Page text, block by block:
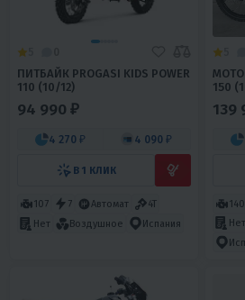
ПИТБАЙК PROGASI KIDS POWER
110 (10/12)
94 990 ₽
4 270 ₽ 4 090 ₽
В 1 КЛИК
107 7 Автомат
4T
Нет
Воздушное Испания
150
139
140
Нет